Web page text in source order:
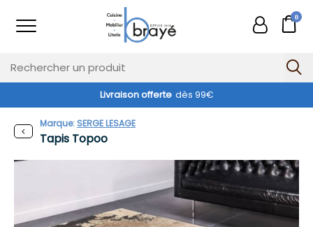
0
Livraison offerte dès 99€
Tapis Topoo
Marque: SERGE LESAGE